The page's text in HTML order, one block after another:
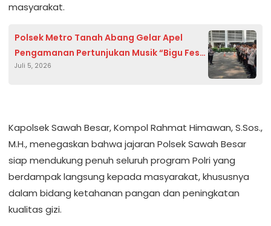
masyarakat.
Polsek Metro Tanah Abang Gelar Apel
Pengamanan Pertunjukan Musik “Bigu Fest”
di Stadion Madya GBK, Ratusan Personel
Juli 5, 2026
Kapolsek Sawah Besar, Kompol Rahmat Himawan, S.Sos.,
M.H., menegaskan bahwa jajaran Polsek Sawah Besar
siap mendukung penuh seluruh program Polri yang
berdampak langsung kepada masyarakat, khususnya
dalam bidang ketahanan pangan dan peningkatan
kualitas gizi.